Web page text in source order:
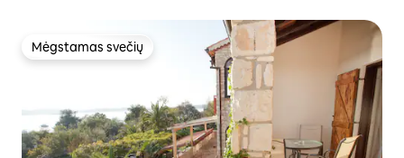
Mėgstamas svečių
Mėgstamas svečių